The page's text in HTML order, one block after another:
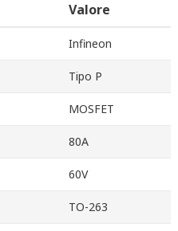
Valore
Infineon
Tipo P
MOSFET
80A
60V
TO-263